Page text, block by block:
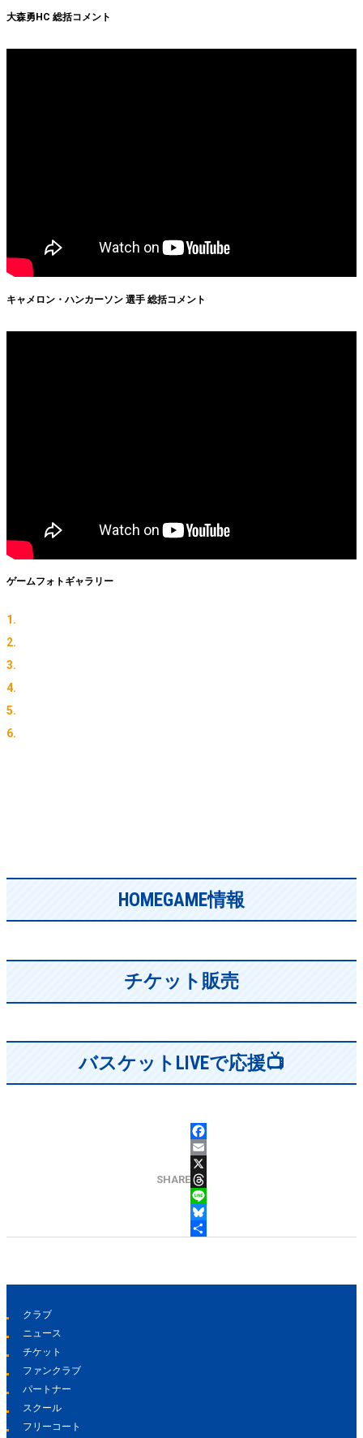
大森勇HC 総括コメント
キャメロン・ハンカーソン 選手 総括コメント
ゲームフォトギャラリー
HOMEGAME情報
チケット販売
バスケットLIVEで応援📺
SHARE
FACEBOOK
EMAIL
X
THREADS
LINE
BLUESKY
共有
クラブ
ニュース
チケット
ファンクラブ
パートナー
スクール
フリーコート